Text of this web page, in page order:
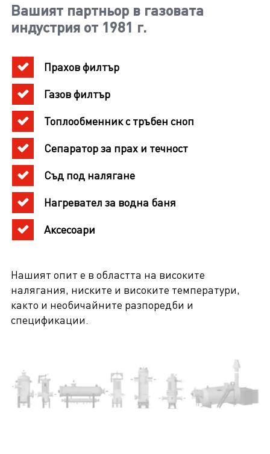
Вашият партньор в газовата
индустрия от 1981 г.
Прахов филтър
Газов филтър
Топлообменник с тръбен сноп
Сепаратор за прах и течност
Съд под налягане
Нагревател за водна баня
Аксесоари
Нашият опит е в областта на високите
налягания, ниските и високите температури,
както и необичайните разпоредби и
спецификации.